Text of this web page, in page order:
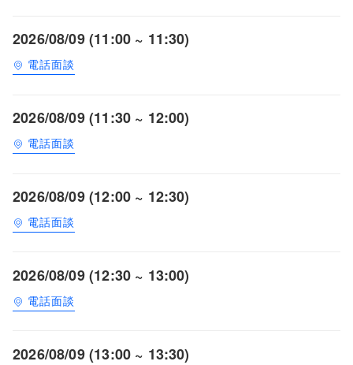
2026/08/09 (11:00 ~ 11:30)
電話面談
2026/08/09 (11:30 ~ 12:00)
電話面談
2026/08/09 (12:00 ~ 12:30)
電話面談
2026/08/09 (12:30 ~ 13:00)
電話面談
2026/08/09 (13:00 ~ 13:30)